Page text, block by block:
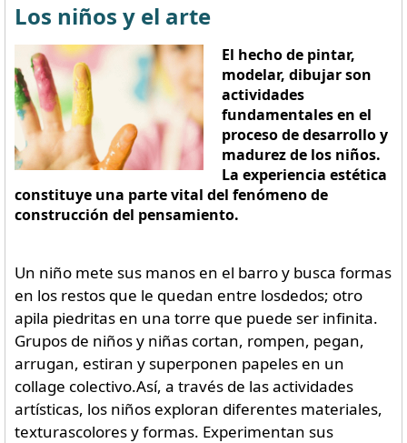
Los niños y el arte
El hecho de pintar,
modelar, dibujar son
actividades
fundamentales en el
proceso de desarrollo y
madurez de los niños.
La experiencia estética
constituye una parte vital del fenómeno de
construcción del pensamiento.
Un niño mete sus manos en el barro y busca formas
en los restos que le quedan entre losdedos; otro
apila piedritas en una torre que puede ser infinita.
Grupos de niños y niñas cortan, rompen, pegan,
arrugan, estiran y superponen papeles en un
collage colectivo.Así, a través de las actividades
artísticas, los niños exploran diferentes materiales,
texturascolores y formas. Experimentan sus